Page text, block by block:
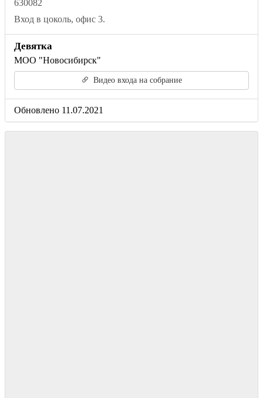
630082
Вход в цоколь, офис 3.
Девятка
МОО "Новосибирск"
Видео входа на собрание
Обновлено 11.07.2021